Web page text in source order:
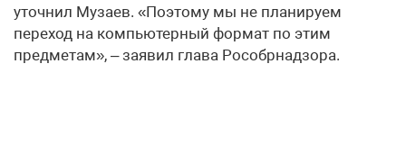
уточнил Музаев. «Поэтому мы не планируем
переход на компьютерный формат по этим
предметам», – заявил глава Рособрнадзора.